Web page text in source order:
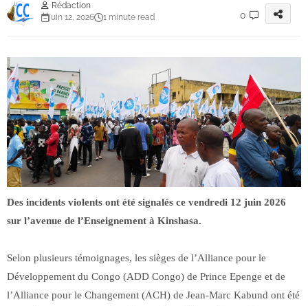
Rédaction
juin 12, 2026
1 minute read 0
Des incidents violents ont été signalés ce vendredi 12 juin 2026
sur l’avenue de l’Enseignement à Kinshasa.
Selon plusieurs témoignages, les sièges de l’Alliance pour le
Développement du Congo (ADD Congo) de Prince Epenge et de
l’Alliance pour le Changement (ACH) de Jean-Marc Kabund ont été